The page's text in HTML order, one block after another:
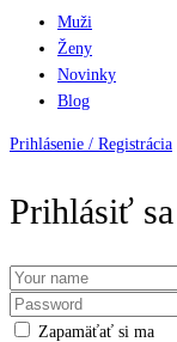
Muži
Ženy
Novinky
Blog
Prihlásenie / Registrácia
Prihlásiť sa
Zapamäťať si ma